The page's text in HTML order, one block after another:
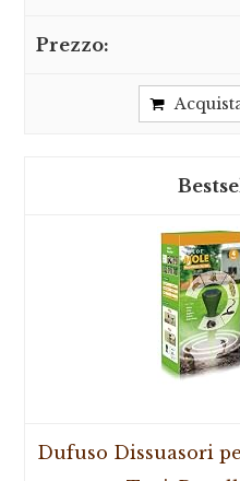
Dufuso Dissuasori